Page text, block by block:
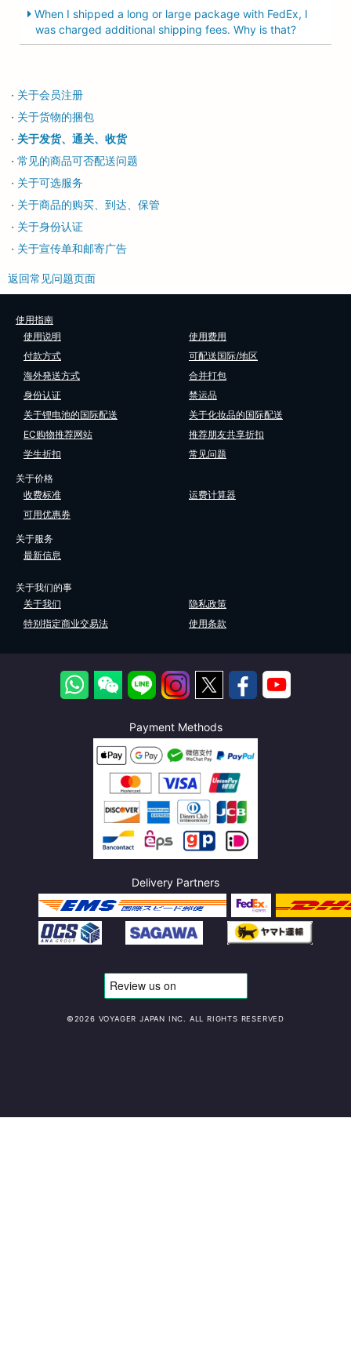
When I shipped a long or large package with FedEx, I
was charged additional shipping fees. Why is that?
・ 关于会员注册
・ 关于货物的捆包
・ 关于发货、通关、收货
・ 常见的商品可否配送问题
・ 关于可选服务
・ 关于商品的购买、到达、保管
・ 关于身份认证
・ 关于宣传单和邮寄广告
返回常见问题页面
使用指南
使用说明
使用费用
付款方式
可配送国际/地区
海外発送方式
合并打包
身份认证
禁运品
关于锂电池的国际配送
关于化妆品的国际配送
EC购物推荐网站
推荐朋友共享折扣
学生折扣
常见问题
关于价格
收费标准
运费计算器
可用优惠券
关于服务
最新信息
关于我们的事
关于我们
隐私政策
特别指定商业交易法
使用条款
Payment Methods
Delivery Partners
©️2026 VOYAGER JAPAN INC. ALL RIGHTS RESERVED